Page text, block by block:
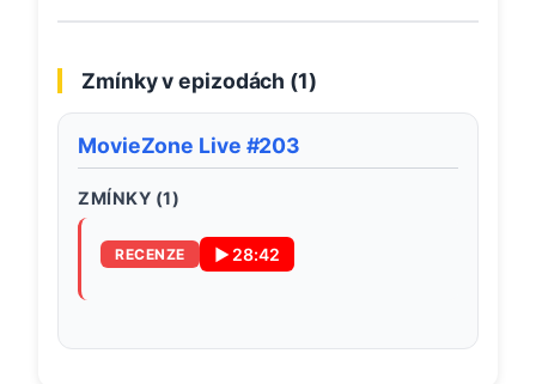
Zmínky v epizodách (1)
MovieZone Live #203
ZMÍNKY (1)
RECENZE ▶ 28:42